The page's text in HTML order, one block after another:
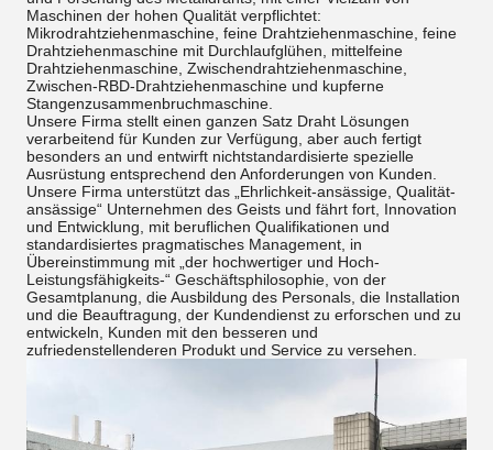
Maschinen der hohen Qualität verpflichtet:
Mikrodrahtziehenmaschine, feine Drahtziehenmaschine, feine
Drahtziehenmaschine mit Durchlaufglühen, mittelfeine
Drahtziehenmaschine, Zwischendrahtziehenmaschine,
Zwischen-RBD-Drahtziehenmaschine und kupferne
Stangenzusammenbruchmaschine.
Unsere Firma stellt einen ganzen Satz Draht Lösungen
verarbeitend für Kunden zur Verfügung, aber auch fertigt
besonders an und entwirft nichtstandardisierte spezielle
Ausrüstung entsprechend den Anforderungen von Kunden.
Unsere Firma unterstützt das „Ehrlichkeit-ansässige, Qualität-
ansässige“ Unternehmen des Geists und fährt fort, Innovation
und Entwicklung, mit beruflichen Qualifikationen und
standardisiertes pragmatisches Management, in
Übereinstimmung mit „der hochwertiger und Hoch-
Leistungsfähigkeits-“ Geschäftsphilosophie, von der
Gesamtplanung, die Ausbildung des Personals, die Installation
und die Beauftragung, der Kundendienst zu erforschen und zu
entwickeln, Kunden mit den besseren und
zufriedenstellenderen Produkt und Service zu versehen.